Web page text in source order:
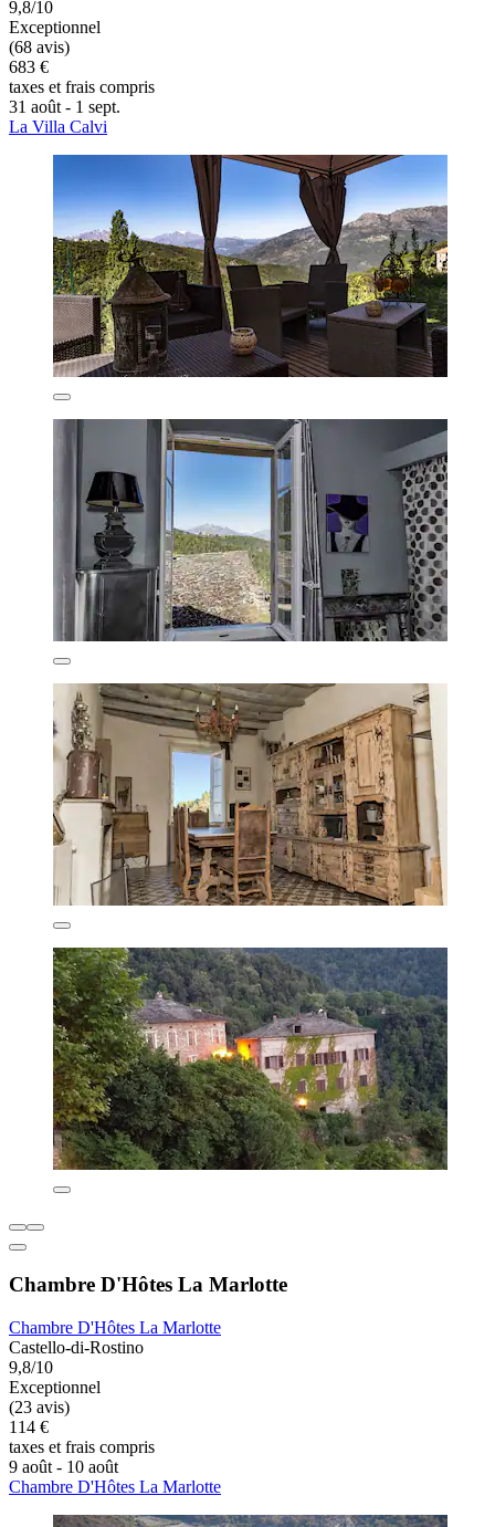
9,8/10
Exceptionnel
(68 avis)
683 €
taxes et frais compris
31 août - 1 sept.
La Villa Calvi
Chambre D'Hôtes La Marlotte
Chambre D'Hôtes La Marlotte
Castello-di-Rostino
9,8/10
Exceptionnel
(23 avis)
114 €
taxes et frais compris
9 août - 10 août
Chambre D'Hôtes La Marlotte